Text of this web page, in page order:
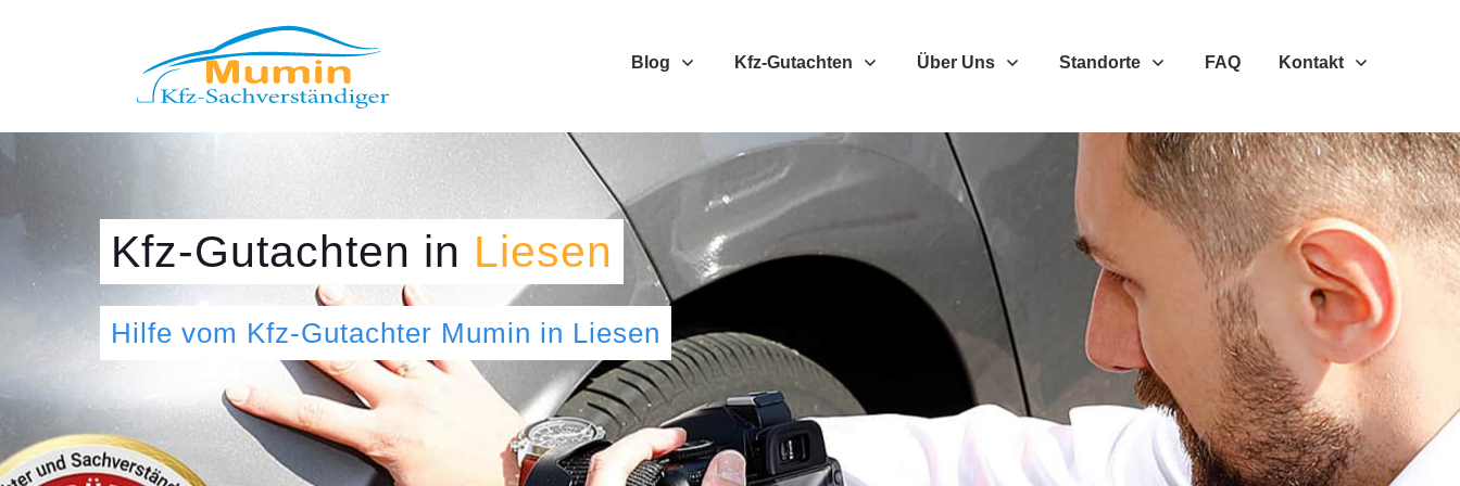
Blog Kfz-Gutachten Über Uns Standorte FAQ Kontakt
Kfz-Gutachten in Liesen
Hilfe vom Kfz-Gutachter Mumin in Liesen